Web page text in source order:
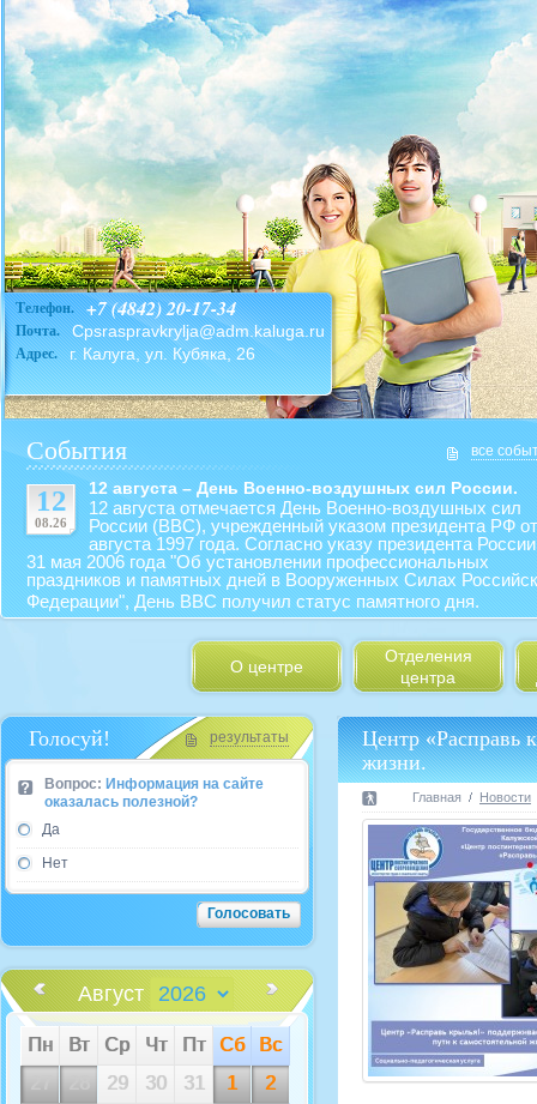
Телефон. +7 (4842) 20-17-34
Почта. Cpsraspravkrylja@adm.kaluga.ru
Адрес. г. Калуга, ул. Кубяка, 26
все
События
12
08.26
12 августа – День Военно-воздушных сил России.
12 августа отмечается День Военно-воздушных сил
России (ВВС), учрежденный указом президента РФ
августа 1997 года. Согласно указу президента
31 мая 2006 года "Об установлении профессиональных
праздников и памятных дней в Вооруженных Силах
Федерации", День ВВС получил статус памятного дня.
О центре
Отделения
центра
результаты
Голосуй!
Вопрос: Информация на сайте
оказалась полезной?
Да
Нет
Август
Пн Вт Ср Чт Пт Сб
Вс
29 30 31 1
2
Центр «Расправь
жизни.
Главная Новости